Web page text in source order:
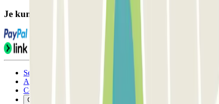
Je kunt deze betaalmethoden gebruiken:
Servicevoorwaarden
Annuleringsvoorwaarden
Cookiebeleid
Cookies beheren